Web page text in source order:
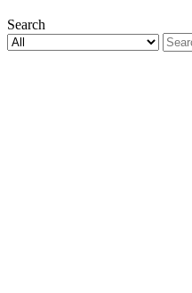
Search